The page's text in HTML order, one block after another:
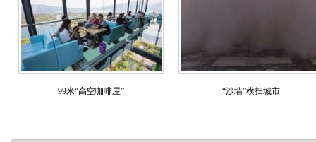
99米“高空咖啡屋” “沙墙”横扫城市